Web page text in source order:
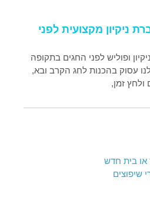
ניקיון מקצועית לפני
ופוליש לפני החגים בתקופה
עסוק בהכנות לחג הקרב ובא,
זמן,
או בית חדש
שיפוצים